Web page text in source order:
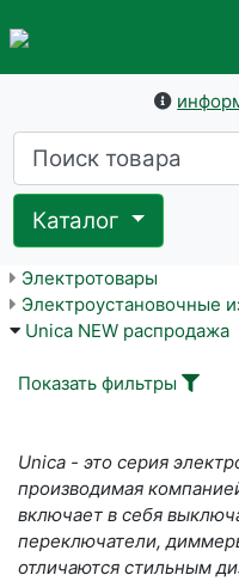
Каталог
Электротовары
Электроустановочные
Unica NEW распродажа
Показать фильтры
Unica - это серия
производимая
включает в себя
переключатели,
отличаются стильным